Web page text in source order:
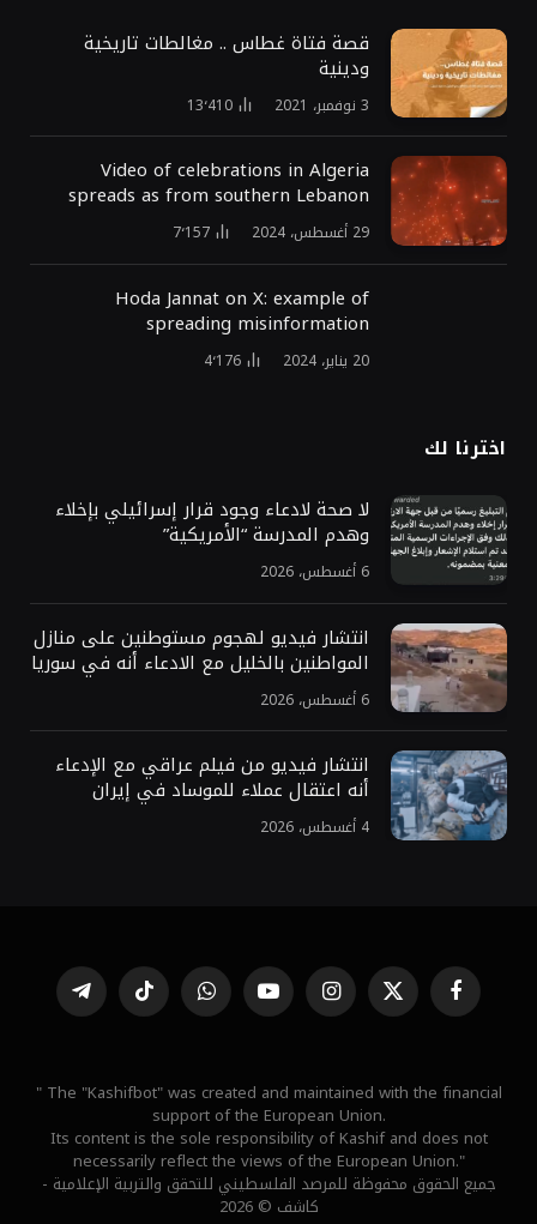
قصة فتاة غطاس .. مغالطات تاريخية
ودينية
3 نوفمبر، 2021 13٬410
Video of celebrations in Algeria
spreads as from southern Lebanon
29 أغسطس، 2024 7٬157
Hoda Jannat on X: example of
spreading misinformation
20 يناير، 2024 4٬176
اخترنا لك
لا صحة لادعاء وجود قرار إسرائيلي بإخلاء
وهدم المدرسة “الأمريكية”
6 أغسطس، 2026
انتشار فيديو لهجوم مستوطنين على منازل
المواطنين بالخليل مع الادعاء أنه في سوريا
6 أغسطس، 2026
انتشار فيديو من فيلم عراقي مع الإدعاء
أنه اعتقال عملاء للموساد في إيران
4 أغسطس، 2026
فيسبوك X
(Twitter)
الانستغراميوتيوب واتساب تيكتوك تيلقرام
" The "Kashifbot" was created and maintained with the financial
support of the European Union.
Its content is the sole responsibility of Kashif and does not
necessarily reflect the views of the European Union."
جميع الحقوق محفوظة للمرصد الفلسطيني للتحقق والتربية الإعلامية -
كاشف © 2026